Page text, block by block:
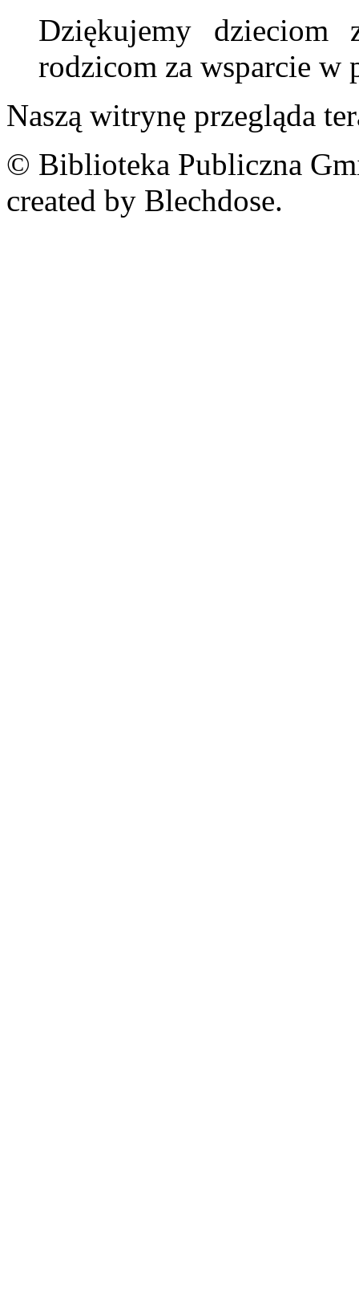
Dziękujemy dzieciom
rodzicom za wsparcie w
Naszą witrynę przegląda
© Biblioteka Publiczna
created by Blechdose.